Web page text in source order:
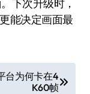
下次升级时，
能决定画面最
台为何卡在4
K60帧